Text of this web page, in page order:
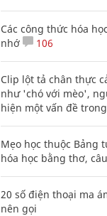
Các công thức hóa
nhớ
106
Clip lột tả chân thực
như 'chó với mèo',
hiện một vấn đề
Mẹo học thuộc Bảng
hóa học bằng thơ,
20 số điện thoại ma
nên gọi